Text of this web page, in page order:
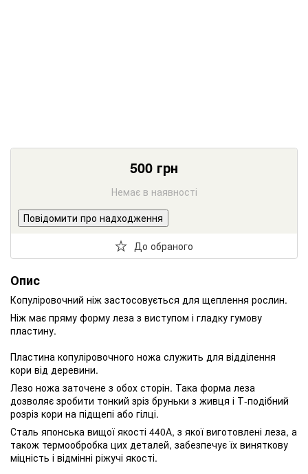
500 грн
Немає в наявності
Повідомити про надходження
До обраного
Опис
Копуліровочний ніж застосовується для щеплення рослин.
Ніж має пряму форму леза з виступом і гладку гумову
пластину.
Пластина копуліровочного ножа служить для відділення
кори від деревини.
Лезо ножа заточене з обох сторін. Така форма леза
дозволяє зробити тонкий зріз бруньки з живця і Т-подібний
розріз кори на підщепі або гілці.
Сталь японська вищої якості 440А, з якої виготовлені леза, а
також термообробка цих деталей, забезпечує їх виняткову
міцність і відмінні ріжучі якості.